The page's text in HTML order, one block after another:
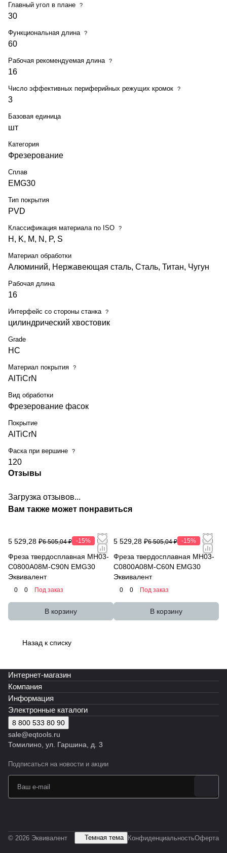
Главный угол в плане ?
30
Функциональная длина ?
60
Рабочая рекомендуемая длина ?
16
Число эффективных периферийных режущих кромок ?
3
Базовая единица
шт
Категория
Фрезерование
Сплав
EMG30
Тип покрытия
PVD
Классификация материала по ISO ?
H, K, M, N, P, S
Материал обработки
Алюминий, Нержавеющая сталь, Сталь, Титан, Чугун
Рабочая длина
16
Интерфейс со стороны станка ?
цилиндрический хвостовик
Grade
HC
Материал покрытия ?
AlTiCrN
Вид обработки
Фрезерование фасок
Покрытие
AlTiCrN
Фаска при вершине ?
120
Отзывы
Загрузка отзывов...
Вам также может понравиться
5 529,28 ₽6 505,04 ₽ -15%
Фреза твердосплавная MH03-
C0800A08M-C90N EMG30
Эквивалент
0 0 Под заказ
В корзину
5 529,28 ₽6 505,04 ₽ -15%
Фреза твердосплавная MH03-
C0800A08M-C60N EMG30
Эквивалент
0 0 Под заказ
В корзину
Назад к списку
Интернет-магазин
Компания
Информация
Электронные каталоги
8 800 533 80 90
sale@eqtools.ru
Томилино, ул. Гаршина, д. 3
Подписаться на новости и акции
© 2026 Эквивалент Темная тема КонфиденциальностьОферта